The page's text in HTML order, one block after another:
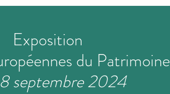
Exposition
du Patrimoine
septembre 2024